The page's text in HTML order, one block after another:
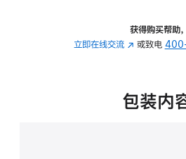
的
获得购买帮助，
立即在线交流 (在
中
或致电
包装内